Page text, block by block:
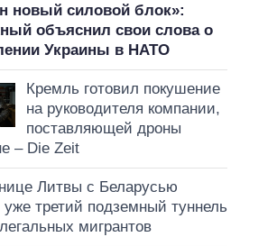
новый силовой блок»:
объяснил свои слова о
Украины в НАТО
Кремль готовил покушение
на руководителя компании,
поставляющей дроны
– Die Zeit
Литвы с Беларусью
третий подземный туннель
мигрантов